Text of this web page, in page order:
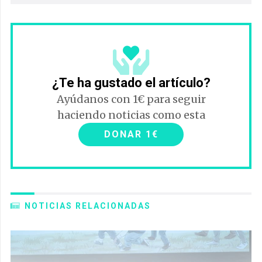
¿Te ha gustado el artículo?
Ayúdanos con 1€ para seguir
haciendo noticias como esta
DONAR 1€
NOTICIAS RELACIONADAS